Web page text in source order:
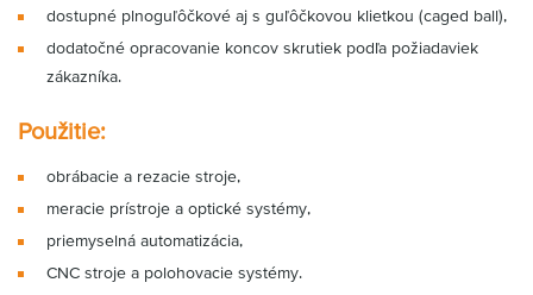
dostupné plnoguľôčkové aj s guľôčkovou klietkou (caged ball),
dodatočné opracovanie koncov skrutiek podľa požiadaviek
zákazníka.
Použitie:
obrábacie a rezacie stroje,
meracie prístroje a optické systémy,
priemyselná automatizácia,
CNC stroje a polohovacie systémy.